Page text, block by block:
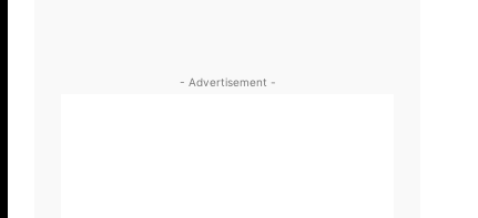
- Advertisement -